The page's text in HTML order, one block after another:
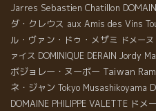
Jarres Sebastien Chatillon
ダ・クレウス aux Amis des Vins
ル・ヴァン・ドゥ・メザミ ドメー
ァイス DOMINIQUE DERAIN Jordy
ボジョレー・ヌーボー Taiwan
ネ・ジャン Tokyo Musashikoyama
DOMAINE PHILIPPE VALETTE ドメ